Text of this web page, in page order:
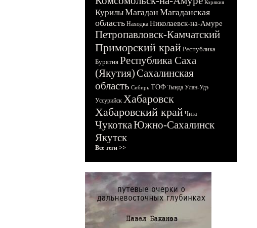
Корякия
КурилыМагадан Магаданская
область Находка Николаевск-на-Амуре
Петропавловск-Камчатский
Приморский край Республика
Бурятия Республика Саха
(Якутия)Сахалинская
область Сибирь ТОФ Тында Улан-Удэ
Уссурийск Хабаровск
Хабаровский край Чита
ЧукоткаЮжно-Сахалинск
Якутск
Все теги >>